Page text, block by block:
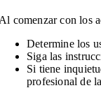
comenzar con los
Determine los
Siga las
Si tiene
profesional de